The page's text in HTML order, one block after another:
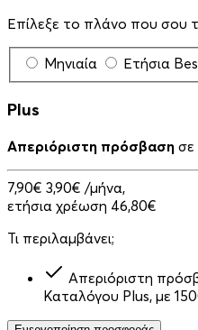
Επίλεξε το πλάνο που σου
Μηνιαία Ετήσια
Plus
Απεριόριστη πρόσβαση σε
7,90€ 3,90€ /μήνα,
ετήσια χρέωση 46,80€
Τι περιλαμβάνει;
Απεριόριστη
Καταλόγου Plus, με